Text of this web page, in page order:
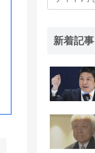
新着記事